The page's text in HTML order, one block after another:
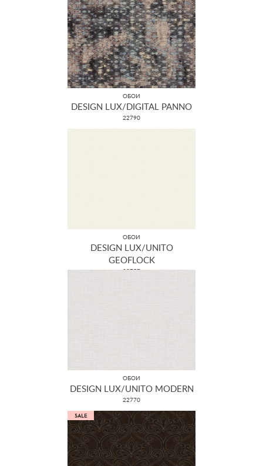
ОБОИ
DESIGN LUX/DIGITAL PANNO
22790
ОБОИ
DESIGN LUX/UNITO
GEOFLOCK
22757
ОБОИ
DESIGN LUX/UNITO MODERN
22770